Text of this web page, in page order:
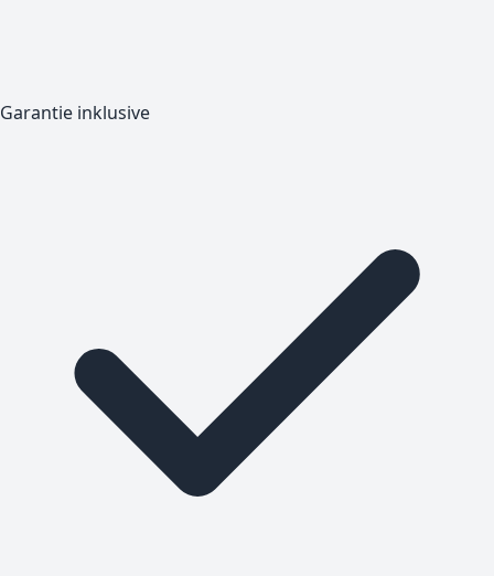
Garantie inklusive